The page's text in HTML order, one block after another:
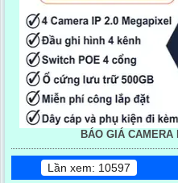
BÁO GIÁ
Lần xem: 10597